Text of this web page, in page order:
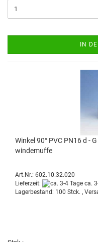
IN
Win­kel 90° PVC PN16 d -
win­de­muf­fe
Art.Nr.: 602.10.32.020
Lieferzeit:
ca.
Lagerbestand: 100 Stck. ,